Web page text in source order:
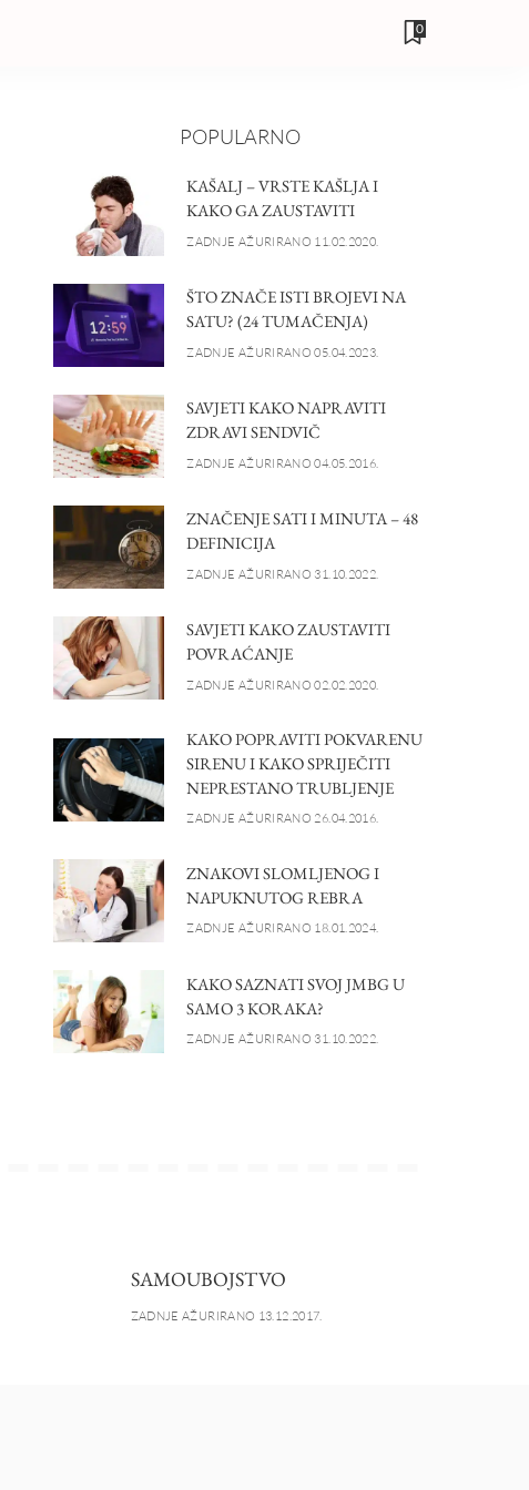
0
POPULARNO
KAŠALJ – VRSTE KAŠLJA I
KAKO GA ZAUSTAVITI
ZADNJE AŽURIRANO 11.02.2020.
ŠTO ZNAČE ISTI BROJEVI NA
SATU? (24 TUMAČENJA)
ZADNJE AŽURIRANO 05.04.2023.
SAVJETI KAKO NAPRAVITI
ZDRAVI SENDVIČ
ZADNJE AŽURIRANO 04.05.2016.
ZNAČENJE SATI I MINUTA – 48
DEFINICIJA
ZADNJE AŽURIRANO 31.10.2022.
SAVJETI KAKO ZAUSTAVITI
POVRAĆANJE
ZADNJE AŽURIRANO 02.02.2020.
KAKO POPRAVITI POKVARENU
SIRENU I KAKO SPRIJEČITI
NEPRESTANO TRUBLJENJE
ZADNJE AŽURIRANO 26.04.2016.
ZNAKOVI SLOMLJENOG I
NAPUKNUTOG REBRA
ZADNJE AŽURIRANO 18.01.2024.
KAKO SAZNATI SVOJ JMBG U
SAMO 3 KORAKA?
ZADNJE AŽURIRANO 31.10.2022.
SAMOUBOJSTVO
ZADNJE AŽURIRANO 13.12.2017.